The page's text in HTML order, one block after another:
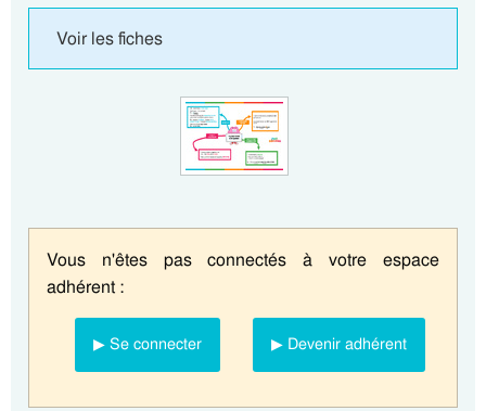
Voir les fiches
Vous n'êtes pas connectés à votre espace
adhérent :
▶ Se connecter ▶ Devenir adhérent